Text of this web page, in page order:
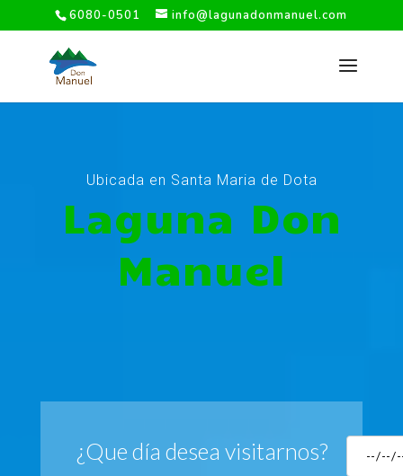
6080-0501 info@lagunadonmanuel.com
Ubicada en Santa Maria de Dota
Laguna Don
Manuel
¿Que día desea visitarnos?